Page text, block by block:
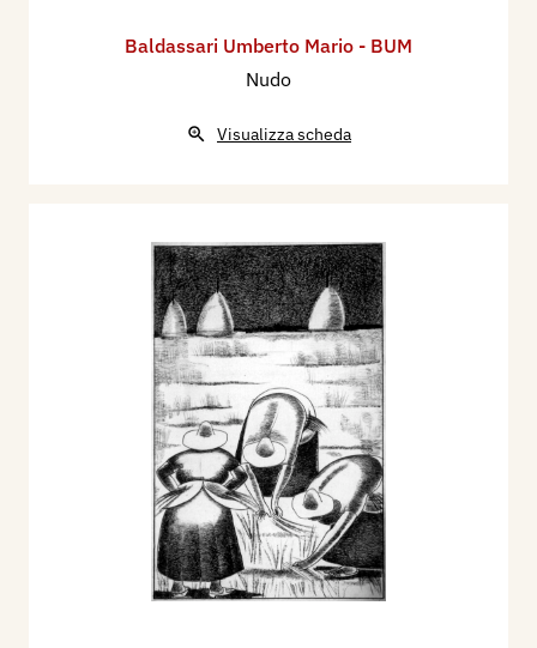
Baldassari Umberto Mario - BUM
Nudo
Visualizza scheda